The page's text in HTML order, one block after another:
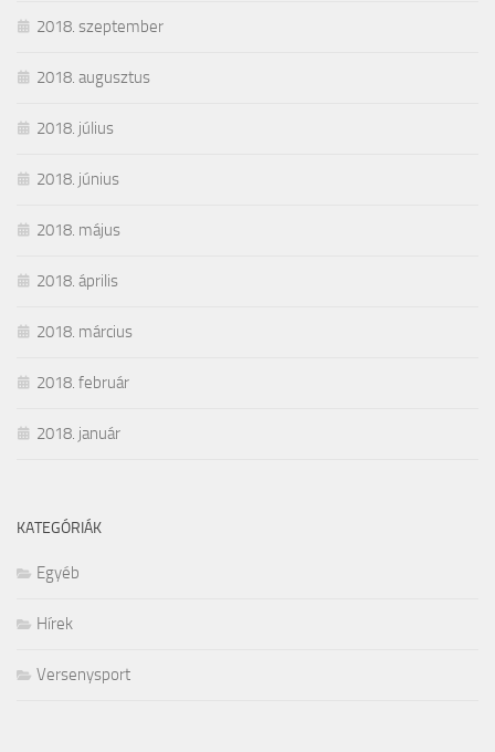
2018. szeptember
2018. augusztus
2018. július
2018. június
2018. május
2018. április
2018. március
2018. február
2018. január
KATEGÓRIÁK
Egyéb
Hírek
Versenysport